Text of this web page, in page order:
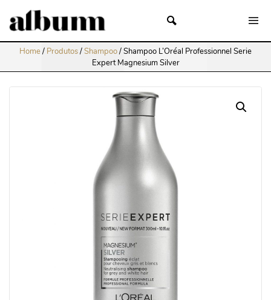
Home/ Produtos/Shampoo/Shampoo L’Oréal Professionnel Serie
Expert Magnesium Silver